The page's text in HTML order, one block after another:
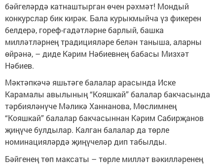
бәйгеләрдә катнаштырган өчен рәхмәт! Мондый
конкурслар бик кирәк. Бала курыкмыйча үз фикерен
белдерә, гореф-гадәтләрне барлый, башка
милләтләрнең традицияләре белән таныша, аларны
өйрәнә, – диде Кәрим Нәбиевнең бабасы Мизхәт
Нәбиев.
Мәктәпкәчә яшьтәге балалар арасында Иске
Карамалы авылының “Кояшкай” балалар бакчасында
тәрбияләнүче Мәликә Ханнанова, Мөслимнең
“Кояшкай” балалар бакчасыннан Кәрим Сабирҗанов
җиңүче булдылар. Калган балалар да төрле
номинацияләрдә җиңүчеләр дип табылды.
Бәйгенең төп максаты – төрле милләт вәкилләренең